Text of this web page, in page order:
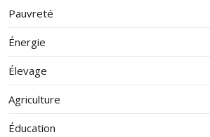
Pauvreté
Énergie
Élevage
Agriculture
Éducation